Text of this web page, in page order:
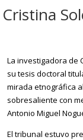
La investigadora de
su tesis doctoral
mirada etnográfica
sobresaliente con
Antonio Miguel
El tribunal estuvo